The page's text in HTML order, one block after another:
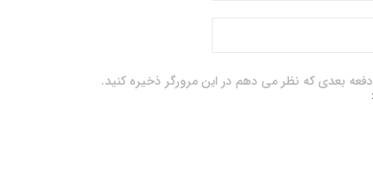
بعدی که نظر می دهم در این مرورگر ذخیره کنید.